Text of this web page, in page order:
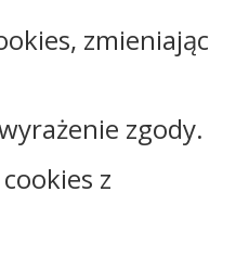
NIP:
Numer
zmieniając
zgody.
z